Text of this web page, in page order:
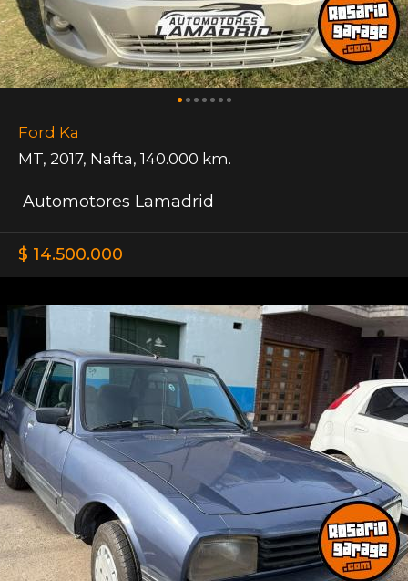
Ford Ka
MT, 2017, Nafta, 140.000 km.
Automotores Lamadrid
$ 14.500.000